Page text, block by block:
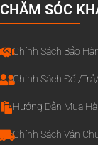
CHĂM SÓC
Chính Sách Bảo
Chính Sách Đổi/
Hướng Dẫn Mua
Chính Sách Vận